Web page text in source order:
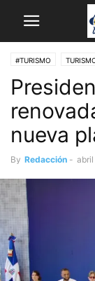
#TURISMO
nueva
By Redacción - abril